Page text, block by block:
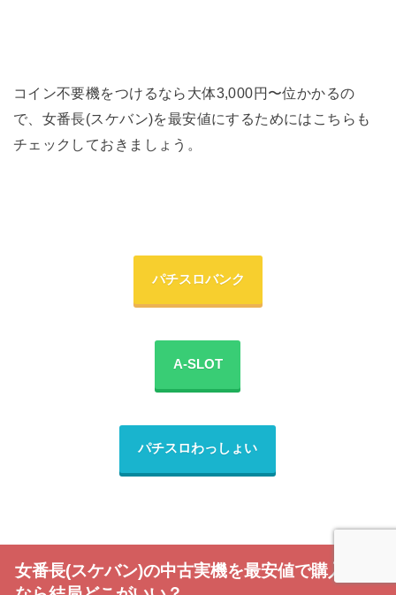
コイン不要機をつけるなら大体3,000円〜位かかるの
で、女番長(スケバン)を最安値にするためにはこちらも
チェックしておきましょう。
パチスロバンク
A-SLOT
パチスロわっしょい
女番長(スケバン)の中古実機を最安値で購入する